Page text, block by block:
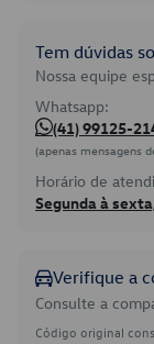
Tem dúvidas
Nossa equipe
Whatsapp:
(41) 99125-
(apenas mensagens
Horário de
Segunda à
Verifique a
Consulte a
Código original